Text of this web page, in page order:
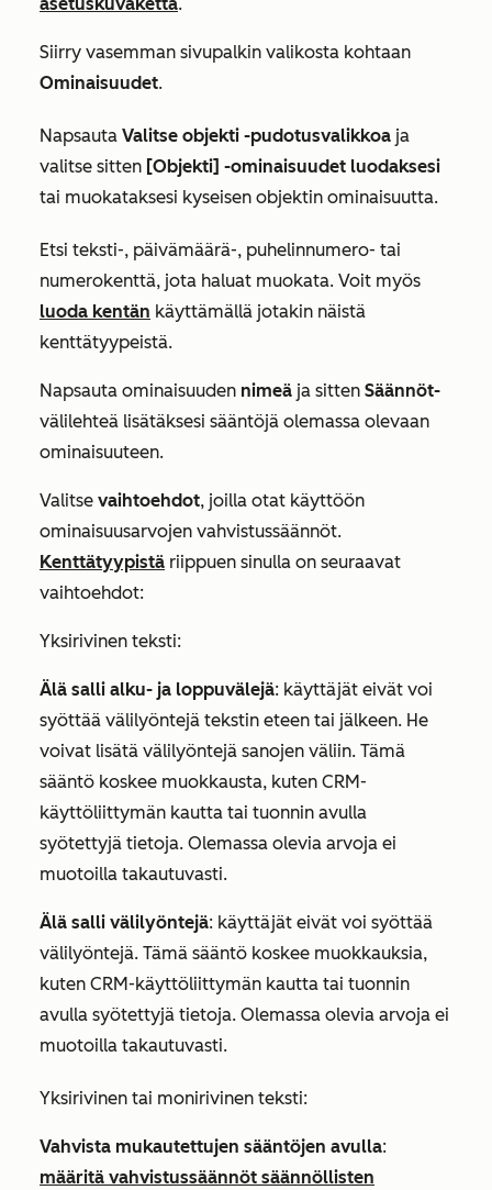
Siirry vasemman sivupalkin valikosta kohtaan
Ominaisuudet.
Napsauta Valitse objekti -pudotusvalikkoa ja
valitse sitten [Objekti] -ominaisuudet luodaksesi
tai muokataksesi kyseisen objektin ominaisuutta.
Etsi teksti-, päivämäärä-, puhelinnumero- tai
numerokenttä, jota haluat muokata. Voit myös
luoda kentän käyttämällä jotakin näistä
kenttätyypeistä.
Napsauta ominaisuuden nimeä ja sitten Säännöt-
välilehteä lisätäksesi sääntöjä olemassa olevaan
ominaisuuteen.
Valitse vaihtoehdot, joilla otat käyttöön
ominaisuusarvojen vahvistussäännöt.
Kenttätyypistä riippuen sinulla on seuraavat
vaihtoehdot:
Yksirivinen teksti:
Älä salli alku- ja loppuvälejä: käyttäjät eivät voi
syöttää välilyöntejä tekstin eteen tai jälkeen. He
voivat lisätä välilyöntejä sanojen väliin. Tämä
sääntö koskee muokkausta, kuten CRM-
käyttöliittymän kautta tai tuonnin avulla
syötettyjä tietoja. Olemassa olevia arvoja ei
muotoilla takautuvasti.
Älä salli välilyöntejä: käyttäjät eivät voi syöttää
välilyöntejä. Tämä sääntö koskee muokkauksia,
kuten CRM-käyttöliittymän kautta tai tuonnin
avulla syötettyjä tietoja. Olemassa olevia arvoja ei
muotoilla takautuvasti.
Yksirivinen tai monirivinen teksti:
Vahvista mukautettujen sääntöjen avulla:
määritä vahvistussäännöt säännöllisten